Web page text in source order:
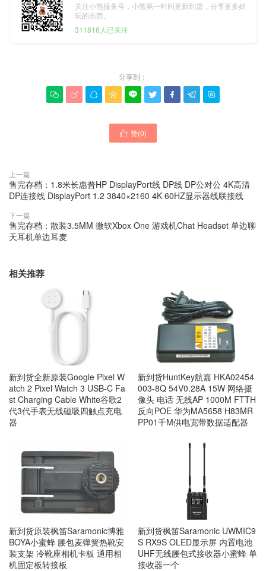
关注小熊服务号，小熊第一时间更新到货，分享更多好
玩的东西。
311816人已关注
分享到：
        
 赞(0)
上一篇
售完存档：1.8米长惠普HP DisplayPort线 DP线 DP公对公 4K高清
DP连接线 DisplayPort 1.2 3840×2160 4K 60HZ显示器线联接线
下一篇
售完存档：散装3.5MM 微软Xbox One 游戏机Chat Headset 单边聊
天耳机单边耳麦
相关推荐
新到货全新原装Google Pixel W
atch 2 Pixel Watch 3 USB-C Fa
st Charging Cable White谷歌2
代3代手表无线磁吸四触点充电
器
新到货HuntKey航嘉 HKA02454
003-8Q 54V0.28A 15W 网络摄
像头 电话 无线AP 1000M FTTH
反向POE 华为MA5658 H83MR
PP01千M供电宽带数据适配器
新到货原装枫笛Saramonic博雅
BOYA小蜜蜂 腰包麦弹簧热靴安
装支架 冷靴座相机卡板 通用相
机固定板转接板
新到货枫笛Saramonic UWMIC9
S RX9S OLED显示屏 内置电池
UHF无线腰包式接收器小蜜蜂 单
接收器一个